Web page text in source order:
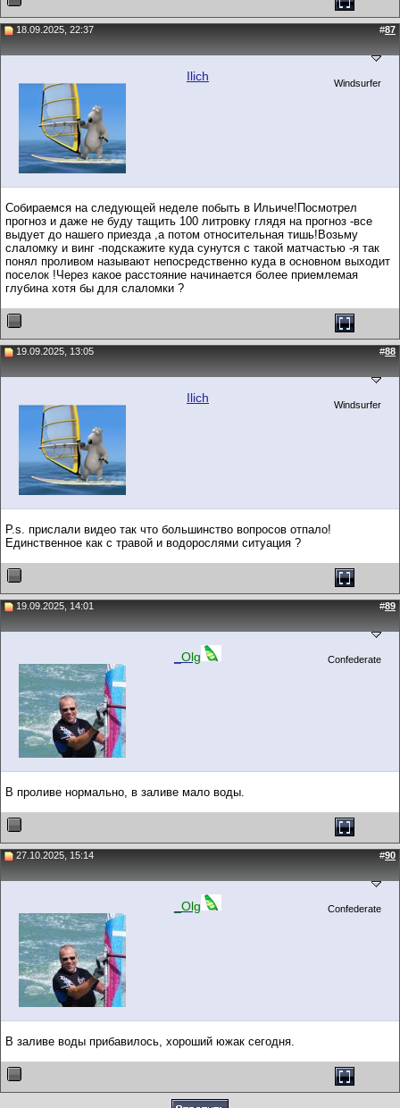
18.09.2025, 22:37 #87
Ilich Windsurfer
Собираемся на следующей неделе побыть в Ильиче!Посмотрел
прогноз и даже не буду тащить 100 литровку глядя на прогноз -все
выдует до нашего приезда ,а потом относительная тишь!Возьму
слаломку и винг -подскажите куда сунутся с такой матчастью -я так
понял проливом называют непосредственно куда в основном выходит
поселок !Через какое расстояние начинается более приемлемая
глубина хотя бы для слаломки ?
19.09.2025, 13:05 #88
Ilich Windsurfer
P.s. прислали видео так что большинство вопросов отпало!
Единственное как с травой и водорослями ситуация ?
19.09.2025, 14:01 #89
_Olg Confederate
В проливе нормально, в заливе мало воды.
27.10.2025, 15:14 #90
_Olg Confederate
В заливе воды прибавилось, хороший южак сегодня.